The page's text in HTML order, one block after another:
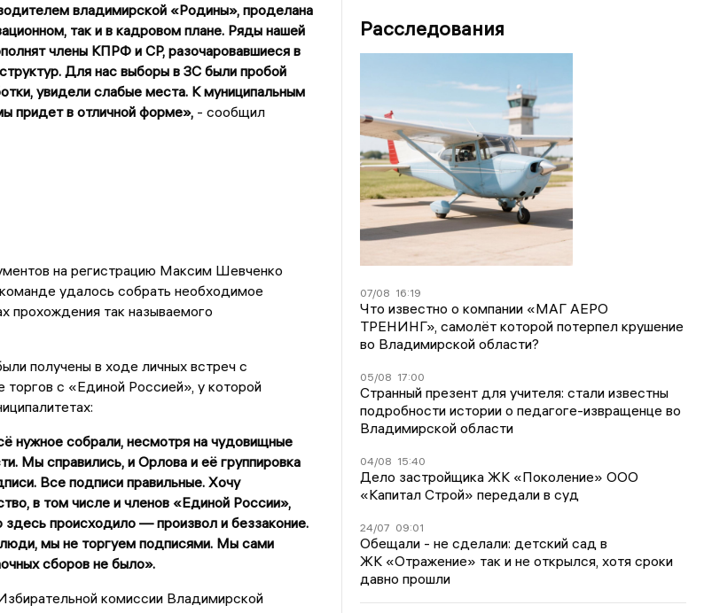
владимирской «Родины», проделана
так и в кадровом плане. Ряды нашей
члены КПРФ и СР, разочаровавшиеся в
Для нас выборы в ЗС были пробой
увидели слабые места. К муниципальным
придет в отличной форме»,- сообщил
на регистрацию Максим Шевченко
удалось собрать необходимое
прохождения так называемого
получены в ходе личных встреч с
торгов с «Единой Россией», у которой
нужное собрали, несмотря на чудовищные
Мы справились, и Орлова и её группировка
Все подписи правильные. Хочу
в том числе и членов «Единой России»,
происходило — произвол и беззаконие.
мы не торгуем подписями. Мы сами
сборов не было».
комиссии Владимирской
Расследования
07/08 16:19
Что известно о компании «МАГ АЕРО
ТРЕНИНГ», самолёт которой потерпел крушение
во Владимирской области?
05/08 17:00
Странный презент для учителя: стали известны
подробности истории о педагоге-извращенце во
Владимирской области
04/08 15:40
Дело застройщика ЖК «Поколение» ООО
«Капитал Строй» передали в суд
24/07 09:01
Обещали - не сделали: детский сад в
ЖК «Отражение» так и не открылся, хотя сроки
давно прошли